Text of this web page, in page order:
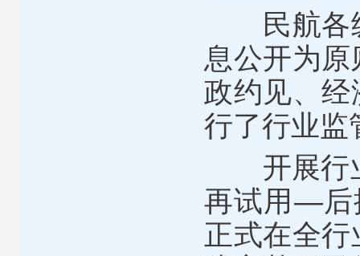
民航
息公开为
政约见、
行了行业监
开展行
再试用—后
正式在全